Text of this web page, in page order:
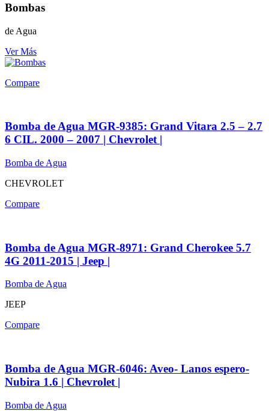
Bombas
de Agua
Ver Más
Compare
Bomba de Agua MGR-9385: Grand Vitara 2.5 – 2.7
6 CIL. 2000 – 2007 | Chevrolet |
Bomba de Agua
CHEVROLET
Compare
Bomba de Agua MGR-8971: Grand Cherokee 5.7
4G 2011-2015 | Jeep |
Bomba de Agua
JEEP
Compare
Bomba de Agua MGR-6046: Aveo- Lanos espero-
Nubira 1.6 | Chevrolet |
Bomba de Agua